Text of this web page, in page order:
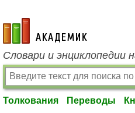
academic.ru
Словари и энциклопедии
Толкования Переводы